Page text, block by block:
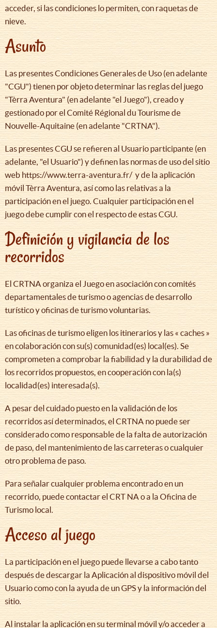
acceder, si las condiciones lo permiten, con raquetas de
nieve.
Asunto
Las presentes Condiciones Generales de Uso (en adelante
"CGU") tienen por objeto determinar las reglas del juego
"Tèrra Aventura" (en adelante "el Juego"), creado y
gestionado por el Comité Régional du Tourisme de
Nouvelle-Aquitaine (en adelante "CRTNA").
Las presentes CGU se refieren al Usuario participante (en
adelante, "el Usuario") y definen las normas de uso del sitio
web https://www.terra-aventura.fr/ y de la aplicación
móvil Tèrra Aventura, así como las relativas a la
participación en el juego. Cualquier participación en el
juego debe cumplir con el respecto de estas CGU.
Definición y vigilancia de los
recorridos
El CRTNA organiza el Juego en asociación con comités
departamentales de turismo o agencias de desarrollo
turístico y oficinas de turismo voluntarias.
Las oficinas de turismo eligen los itinerarios y las « caches »
en colaboración con su(s) comunidad(es) local(es). Se
comprometen a comprobar la fiabilidad y la durabilidad de
los recorridos propuestos, en cooperación con la(s)
localidad(es) interesada(s).
A pesar del cuidado puesto en la validación de los
recorridos así determinados, el CRTNA no puede ser
considerado como responsable de la falta de autorización
de paso, del mantenimiento de las carreteras o cualquier
otro problema de paso.
Para señalar cualquier problema encontrado en un
recorrido, puede contactar el CRT NA o a la Oficina de
Turismo local.
Acceso al juego
La participación en el juego puede llevarse a cabo tanto
después de descargar la Aplicación al dispositivo móvil del
Usuario como con la ayuda de un GPS y la información del
sitio.
Al instalar la aplicación en su terminal móvil y/o acceder a